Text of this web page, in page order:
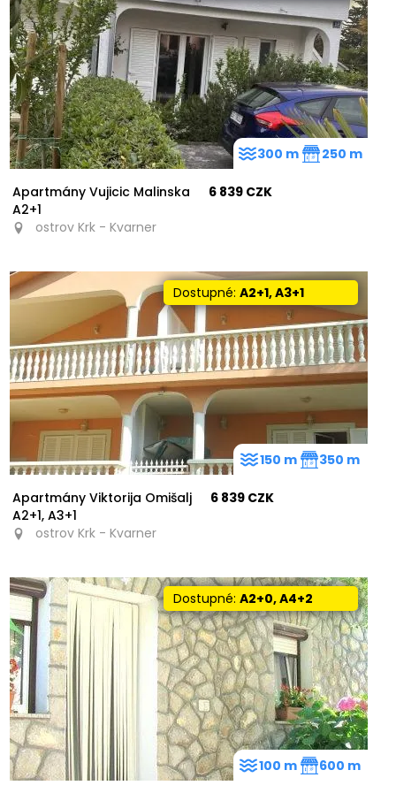
Apartmány Vujicic Malinska
A2+1
6 839 CZK
ostrov Krk - Kvarner
300 m 250 m
Dostupné: A2+1, A3+1
Apartmány Viktorija Omišalj
A2+1, A3+1
6 839 CZK
ostrov Krk - Kvarner
150 m 350 m
Dostupné: A2+0, A4+2
100 m 600 m